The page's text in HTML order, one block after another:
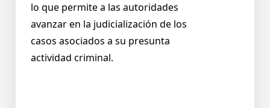
lo que permite a las autoridades
avanzar en la judicialización de los
casos asociados a su presunta
actividad criminal.